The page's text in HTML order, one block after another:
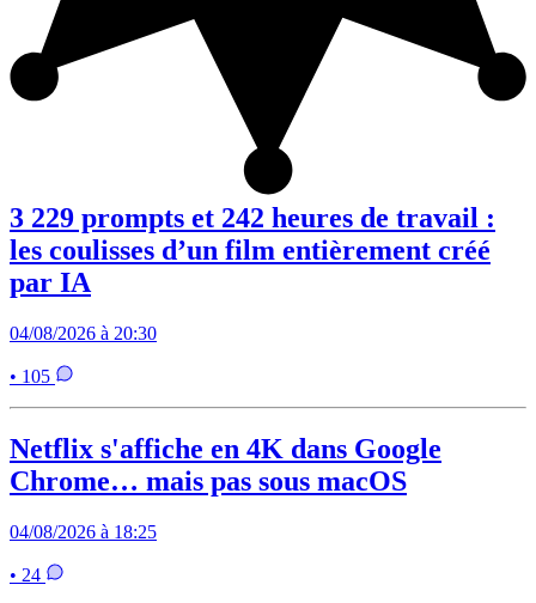
3 229 prompts et 242 heures de travail :
les coulisses d’un film entièrement créé
par IA
04/08/2026 à 20:30
• 105
Netflix s'affiche en 4K dans Google
Chrome… mais pas sous macOS
04/08/2026 à 18:25
• 24